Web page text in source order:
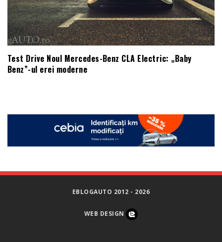
Test Drive Noul Mercedes-Benz CLA Electric: „Baby
Benz”-ul erei moderne
EBLOGAUTO 2012 - 2026
WEB DESIGN